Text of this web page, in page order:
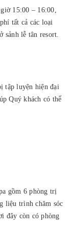
15:00 – 16:00,
tất cả các loại
sảnh lễ tân resort.
tập luyện hiện đại
Quý khách có thể
gồm 6 phòng trị
liệu trình chăm sóc
đây còn có phòng